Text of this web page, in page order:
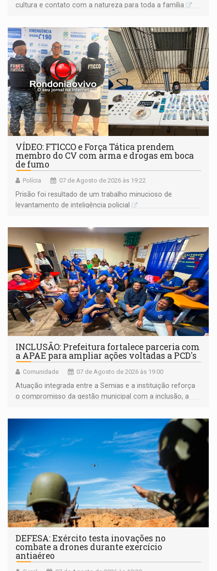
cultura e contato com a natureza para toda a família
VÍDEO: FTICCO e Força Tática prendem
membro do CV com arma e drogas em boca
de fumo
Polícia 07 de Agosto de 2026 às 19:22
Prisão foi resultado de um trabalho minucioso de
levantamento de inteligência policial
INCLUSÃO: Prefeitura fortalece parceria com
a APAE para ampliar ações voltadas a PCD's
Comunidade 07 de Agosto de 2026 às 19:00
Atuação integrada entre a Semias e a instituição reforça
o compromisso da gestão municipal com a inclusão, a
DEFESA: Exército testa inovações no
combate a drones durante exercício
antiaéreo